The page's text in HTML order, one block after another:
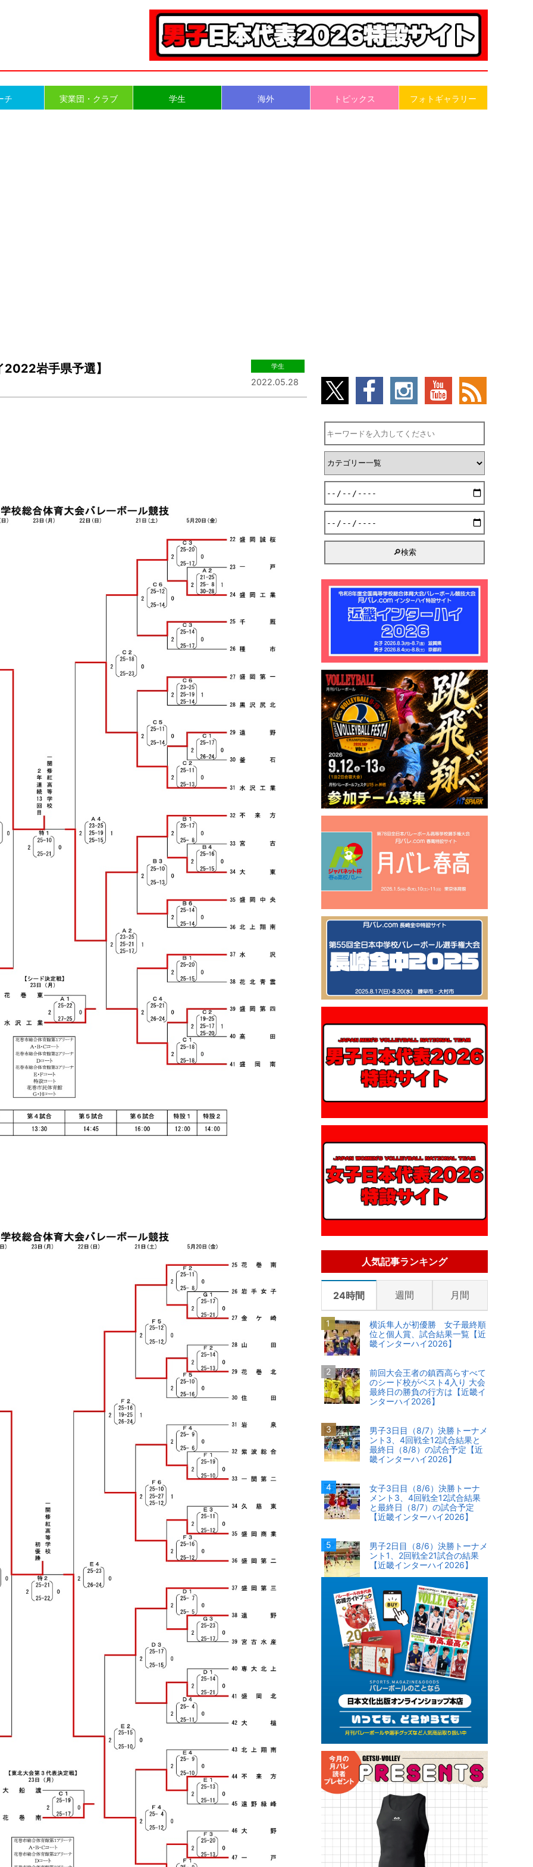
チ 実業団・クラブ 学生 海外 トピックス フォトギャラリー
岩手県予選】 学生
2022.05.28
人気記事ランキング
24時間 週間 月間
横浜隼人が初優勝 女子最終順
位と個人賞、試合結果一覧【近
畿インターハイ2026】
前回大会王者の鎮西高らすべて
のシード校がベスト4入り 大会
最終日の勝負の行方は【近畿イ
ンターハイ2026】
男子3日目（8/7）決勝トーナメ
ント3、4回戦全12試合結果と
最終日（8/8）の試合予定【近
畿インターハイ2026】
女子3日目（8/6）決勝トーナ
メント3、4回戦全12試合結果
と最終日（8/7）の試合予定
【近畿インターハイ2026】
男子2日目（8/6）決勝トーナメ
ント1、2回戦全21試合の結果
【近畿インターハイ2026】